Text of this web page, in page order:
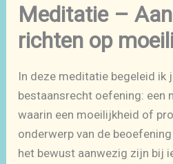
Meditatie –
richten op
In deze meditatie begeleid ik
bestaansrecht oefening: een
waarin een moeilijkheid of
onderwerp van de
het bewust aanwezig zijn bij